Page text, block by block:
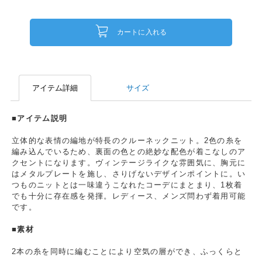
カートに入れる
アイテム詳細 サイズ
■アイテム説明
立体的な表情の編地が特長のクルーネックニット。2色の糸を
編み込んでいるため、裏面の色との絶妙な配色が着こなしのア
クセントになります。ヴィンテージライクな雰囲気に、胸元に
はメタルプレートを施し、さりげないデザインポイントに。い
つものニットとは一味違うこなれたコーデにまとまり、1枚着
でも十分に存在感を発揮。レディース、メンズ問わず着用可能
です。
■素材
2本の糸を同時に編むことにより空気の層ができ、ふっくらと